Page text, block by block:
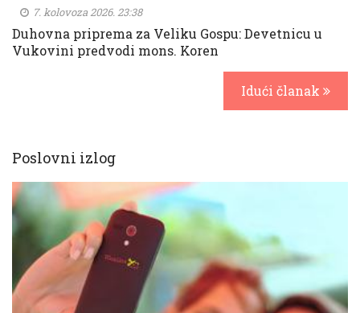
7. kolovoza 2026. 23:38
Duhovna priprema za Veliku Gospu: Devetnicu u
Vukovini predvodi mons. Koren
Idući članak
Poslovni izlog